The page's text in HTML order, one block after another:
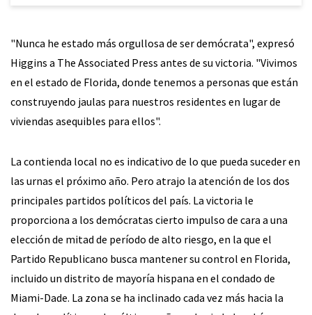
"Nunca he estado más orgullosa de ser demócrata", expresó
Higgins a The Associated Press antes de su victoria. "Vivimos
en el estado de Florida, donde tenemos a personas que están
construyendo jaulas para nuestros residentes en lugar de
viviendas asequibles para ellos".
La contienda local no es indicativo de lo que pueda suceder en
las urnas el próximo año. Pero atrajo la atención de los dos
principales partidos políticos del país. La victoria le
proporciona a los demócratas cierto impulso de cara a una
elección de mitad de período de alto riesgo, en la que el
Partido Republicano busca mantener su control en Florida,
incluido un distrito de mayoría hispana en el condado de
Miami-Dade. La zona se ha inclinado cada vez más hacia la